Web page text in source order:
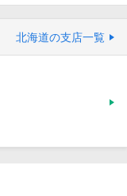
北海道の支店一覧